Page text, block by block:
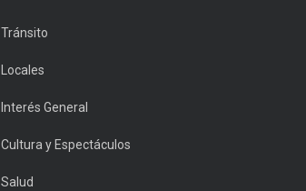
Tránsito
Locales
Interés General
Cultura y Espectáculos
Salud